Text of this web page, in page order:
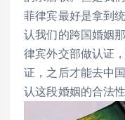
菲律宾最好是拿到
认我们的跨国婚姻
律宾外交部做认证
证，之后才能去中
认这段婚姻的合法性